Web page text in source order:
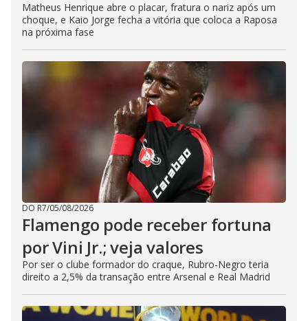
Matheus Henrique abre o placar, fratura o nariz após um
choque, e Kaio Jorge fecha a vitória que coloca a Raposa
na próxima fase
DO R7/05/08/2026
Flamengo pode receber fortuna
por Vini Jr.; veja valores
Por ser o clube formador do craque, Rubro-Negro teria
direito a 2,5% da transação entre Arsenal e Real Madrid